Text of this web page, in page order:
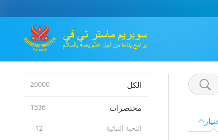
الكل 20000
مختصرات 1536
النخبة النباتية
12